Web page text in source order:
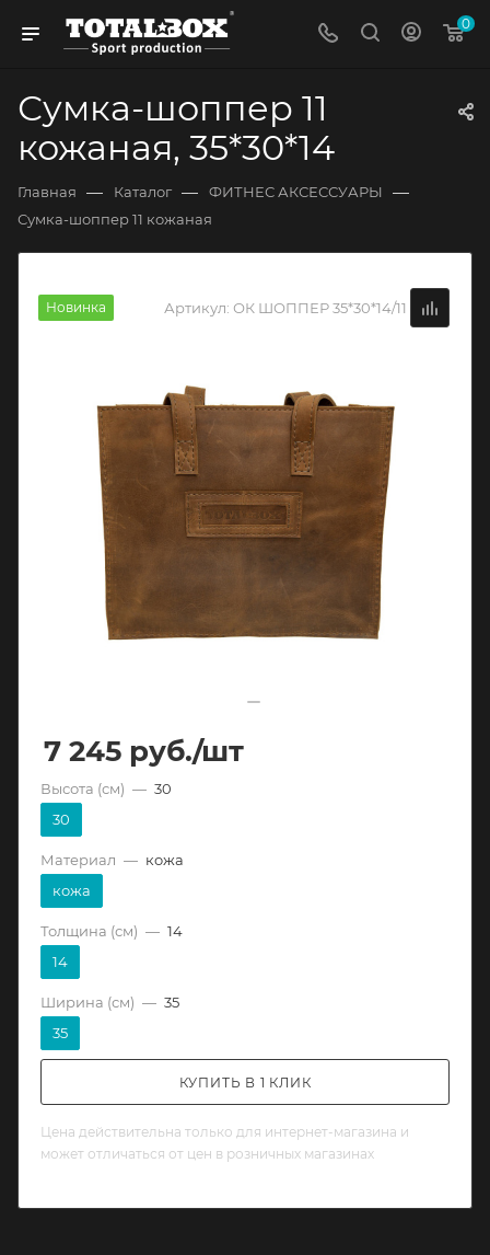
0
Сумка-шоппер 11
кожаная, 35*30*14
Главная — Каталог — ФИТНЕС АКСЕССУАРЫ —
Сумка-шоппер 11 кожаная
Новинка Артикул: ОК ШОППЕР 35*30*14/11
7 245 руб./шт
Высота (см) — 30
30
Материал — кожа
кожа
Толщина (см) — 14
14
Ширина (см) — 35
35
КУПИТЬ В 1 КЛИК
Цена действительна только для интернет-магазина и
может отличаться от цен в розничных магазинах